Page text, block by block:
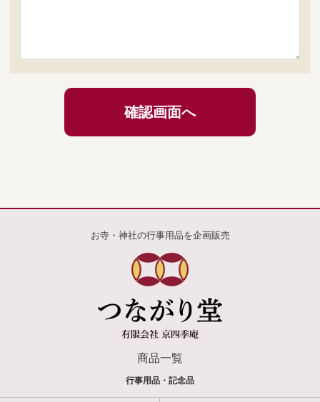
お寺・神社の行事用品を企画販売
商品一覧
行事用品・記念品